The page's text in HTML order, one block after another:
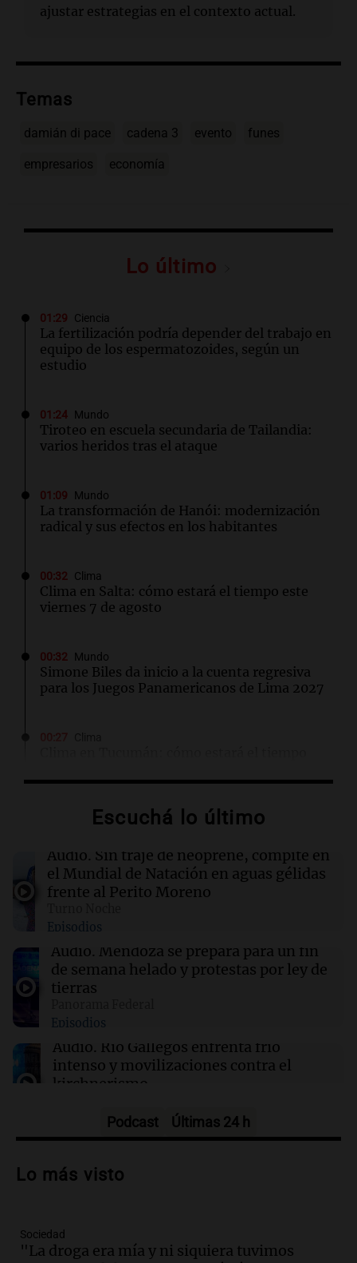
ajustar estrategias en el contexto actual.
Temas
damián di pace cadena 3 evento funes
empresarios economía
Lo último
01:29 Ciencia
La fertilización podría depender del trabajo en
equipo de los espermatozoides, según un
estudio
01:24 Mundo
Tiroteo en escuela secundaria de Tailandia:
varios heridos tras el ataque
01:09 Mundo
La transformación de Hanói: modernización
radical y sus efectos en los habitantes
00:32 Clima
Clima en Salta: cómo estará el tiempo este
viernes 7 de agosto
00:32 Mundo
Simone Biles da inicio a la cuenta regresiva
para los Juegos Panamericanos de Lima 2027
Clima
este viernes 7 de agosto
00:16 Clima
viernes 7 de agosto
00:11
Clima en Rosario: cómo estará el tiempo este
Escuchá lo último
Audio. Sin traje de neoprene, compite en
el Mundial de Natación en aguas gélidas
frente al Perito Moreno
Episodios
Audio. Mendoza se prepara para un fin
de semana helado y protestas por ley de
tierras
Episodios
Audio. Río Gallegos enfrenta frío
intenso y movilizaciones contra el
kirchnerismo
Audio.Debate en el Senado sobre
la soberanía digital en Argentina
Audio.
de semana helado y ciudadanos
Podcast Últimas 24 h
Lo más visto
Sociedad
"La droga era mía y ni siquiera tuvimos